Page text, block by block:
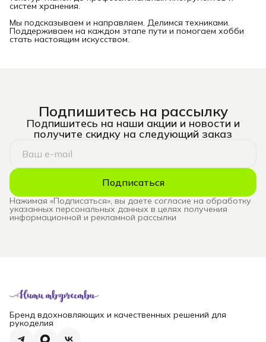
систем хранения.
Мы подсказываем и направляем. Делимся техниками.
Поддерживаем на каждом этапе пути и помогаем хобби
стать настоящим искусством.
Подпишитесь на рассылку
Подпишитесь на наши акции и новости и
получите скидку на следующий заказ
Подписаться
Нажимая «Подписаться», вы даете согласие на обработку
указанных персональных данных в целях получения
информационной и рекламной рассылки
Бренд вдохновляющих и качественных решений для
рукоделия